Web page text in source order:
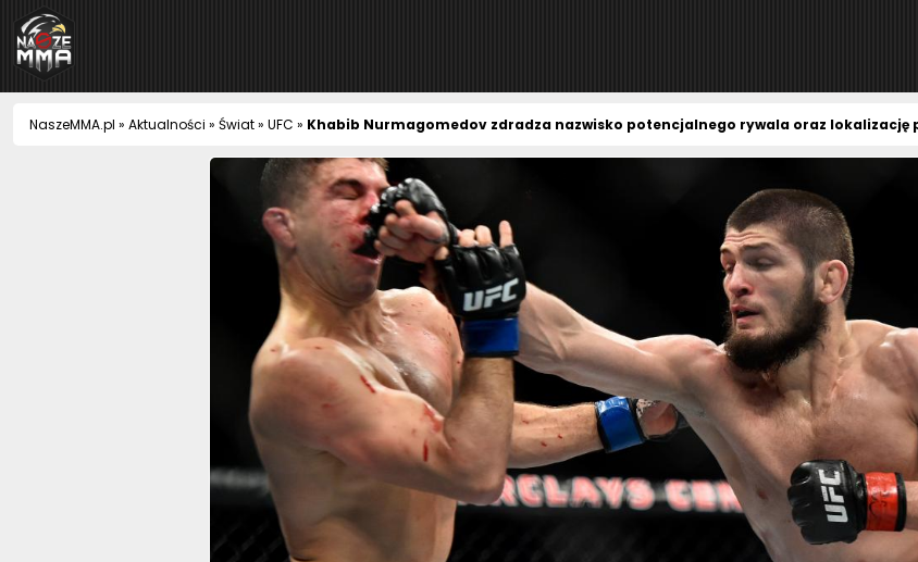
NaszeMMA
NaszeMMA.pl » Aktualności » Świat» UFC » Khabib Nurmagomedov zdradza nazwisko potencjalnego rywala oraz lokalizację